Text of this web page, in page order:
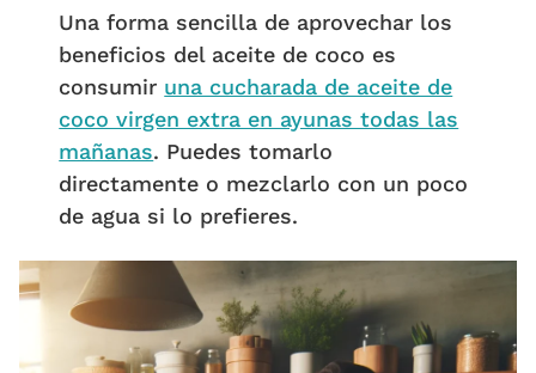
Una forma sencilla de aprovechar los
beneficios del aceite de coco es
consumir una cucharada de aceite de
coco virgen extra en ayunas todas las
mañanas. Puedes tomarlo
directamente o mezclarlo con un poco
de agua si lo prefieres.